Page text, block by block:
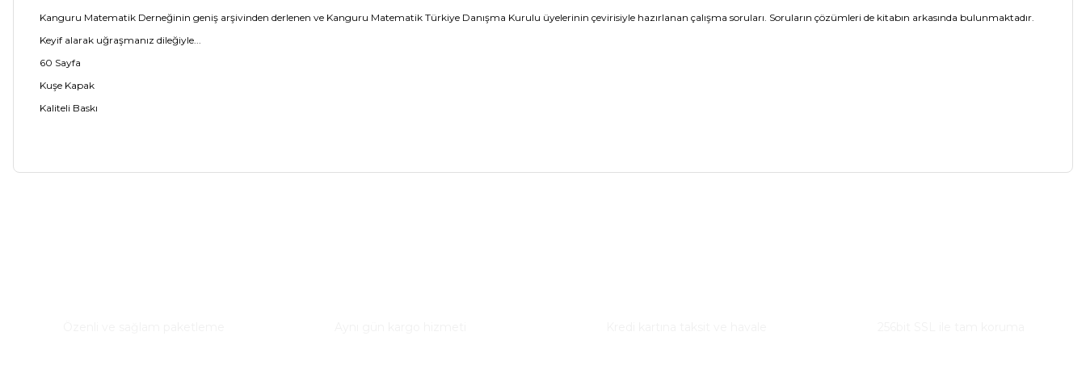
Kanguru Matematik Derneğinin geniş arşivinden derlenen ve Kanguru Matematik Türkiye Danışma Kurulu üyelerinin çevirisiyle hazırlanan çalışma soruları. Soruların çözümleri de kitabın arkasında bulunmaktadır.
Keyif alarak uğraşmanız dileğiyle...
60 Sayfa
Kuşe Kapak
Kaliteli Baskı